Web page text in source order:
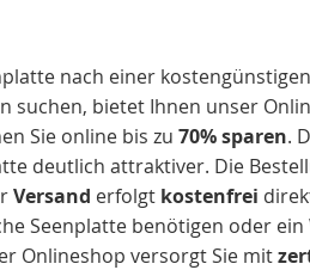
nach einer
suchen, bietet Ihnen unser
Sie online bis zu 70% sparen.
deutlich attraktiver. Die
Versand erfolgt kostenfrei
Seenplatte benötigen oder ein
Onlineshop versorgt Sie mit